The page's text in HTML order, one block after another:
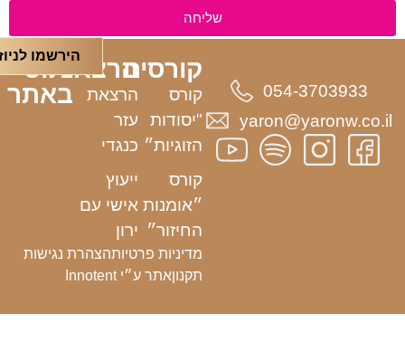
שליחה
קורסים
קורס
"יסודות
הזוגיות״
קורס
״אומנות
החיזור״
הרצאות
הרצאת
עזר
כנגדי
ייעוץ
אישי עם
ירון
ניווט
באתר
מדיניות פרטיותהצהרת נגישות
תקנוןאתר ע״י Innotent
054-3703933
yaron@yaronw.co.il
הירשמו